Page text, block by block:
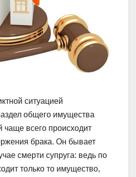
ситуацией
общего имущества
чаще всего происходит
брака. Он бывает
смерти супруга: ведь по
только то имущество,